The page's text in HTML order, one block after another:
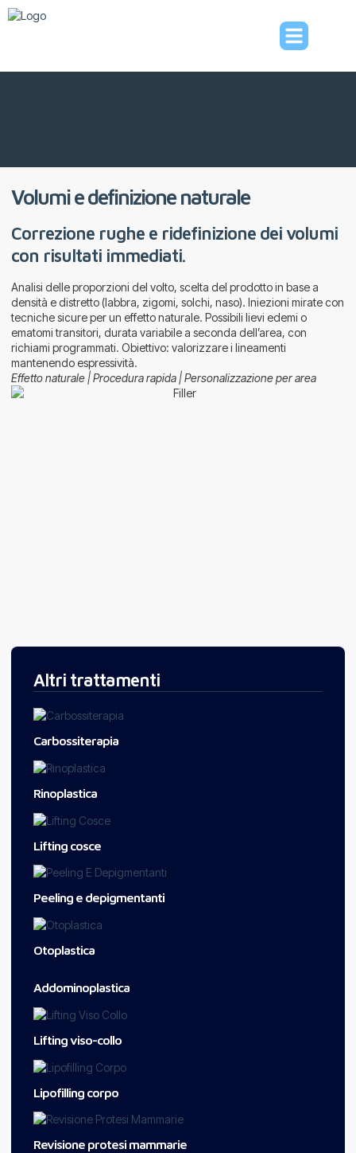
Volumi e definizione naturale
Correzione rughe e ridefinizione dei volumi
con risultati immediati.
Analisi delle proporzioni del volto, scelta del prodotto in base a
densità e distretto (labbra, zigomi, solchi, naso). Iniezioni mirate con
tecniche sicure per un effetto naturale. Possibili lievi edemi o
ematomi transitori, durata variabile a seconda dell’area, con
richiami programmati. Obiettivo: valorizzare i lineamenti
mantenendo espressività.
Effetto naturale | Procedura rapida | Personalizzazione per area
Altri trattamenti
Carbossiterapia
Rinoplastica
Lifting cosce
Peeling e depigmentanti
Otoplastica
Addominoplastica
Lifting viso-collo
Lipofilling corpo
Revisione protesi mammarie